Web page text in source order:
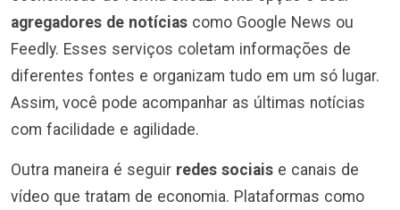
agregadores de notícias como Google News ou
Feedly. Esses serviços coletam informações de
diferentes fontes e organizam tudo em um só lugar.
Assim, você pode acompanhar as últimas notícias
com facilidade e agilidade.
Outra maneira é seguir redes sociais e canais de
vídeo que tratam de economia. Plataformas como